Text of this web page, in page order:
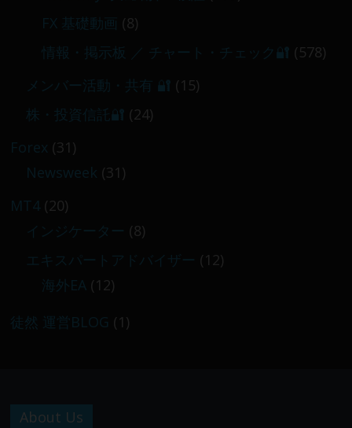
FX 基礎動画 (8)
情報・掲示板 ／ チャート・チェック🔐 (578)
メンバー活動・共有 🔐 (15)
株・投資信託🔐 (24)
Forex (31)
Newsweek (31)
MT4(20)
インジケーター (8)
エキスパートアドバイザー (12)
海外EA (12)
徒然 運営BLOG (1)
About Us